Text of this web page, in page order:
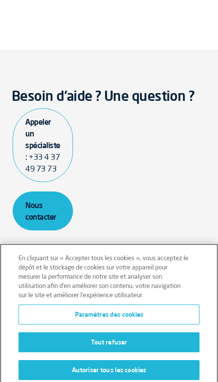
Besoin d'aide ? Une question ?
Appeler
un
spécialiste
: +33 4 37
49 73 73
Nous
contacter
Mentions légales
Conditions générales
Données personnelles
Données personnelles – Volontaires
Cookies
En cliquant sur « Accepter tous les cookies », vous acceptez le
dépôt et le stockage de cookies sur votre appareil pour
mesurer la performance de notre site et analyser son
utilisation afin d’en améliorer son contenu, votre navigation
sur le site et améliorer l’expérience utilisateur.
Paramètres des cookies
Tout refuser
Autoriser tous les cookies